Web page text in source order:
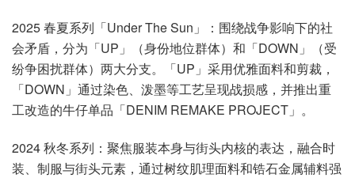
2025 春夏系列「Under The Sun」：围绕战争影响下的社
会矛盾，分为「UP」（身份地位群体）和「DOWN」（受
纷争困扰群体）两大分支。「UP」采用优雅面料和剪裁，
「DOWN」通过染色、泼墨等工艺呈现战损感，并推出重
工改造的牛仔单品「DENIM REMAKE PROJECT」。
2024 秋冬系列：聚焦服装本身与街头内核的表达，融合时
装、制服与街头元素，通过树纹肌理面料和锆石金属辅料强